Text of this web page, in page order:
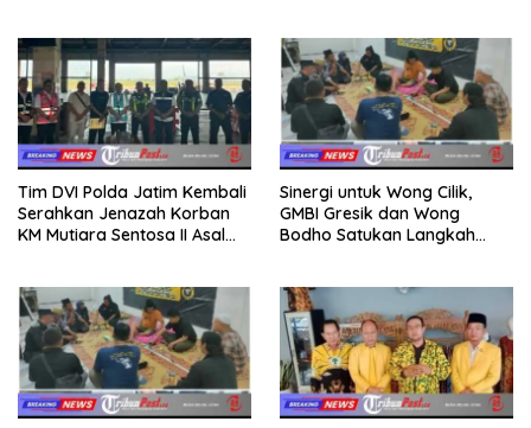
Tim DVI Polda Jatim Kembali
Serahkan Jenazah Korban
KM Mutiara Sentosa II Asal
Sinergi untuk Wong Cilik,
GMBI Gresik dan Wong
Bodho Satukan Langkah